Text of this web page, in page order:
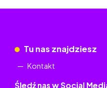
Tu nas znajdziesz
Kontakt
Śledź nas w Social